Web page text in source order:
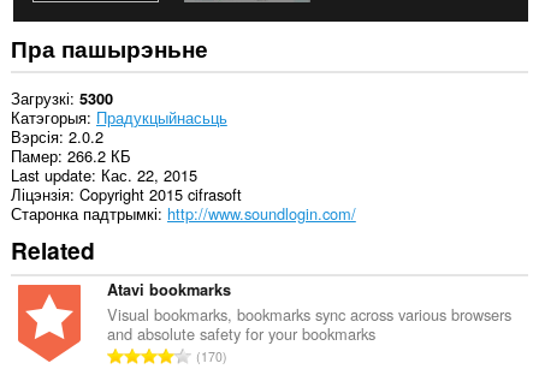
Пра пашырэньне
Загрузкі 5300
Катэгорыя Прадукцыйнасьць
Вэрсія 2.0.2
Памер 266.2 КБ
Last update Кас. 22, 2015
Ліцэнзія Copyright 2015 cifrasoft
Старонка падтрымкі http://www.soundlogin.com/
Related
Atavi bookmarks
Visual bookmarks, bookmarks sync across various browsers
and absolute safety for your bookmarks
А170